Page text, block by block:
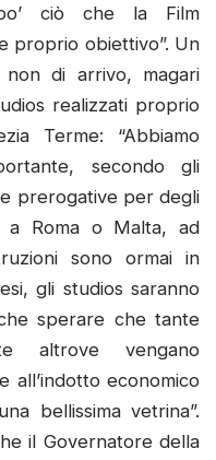
ciò che la Film
proprio obiettivo”. Un
di arrivo, magari
realizzati proprio
Terme: “Abbiamo
secondo gli
prerogative per degli
Roma o Malta, ad
sono ormai in
gli studios saranno
sperare che tante
altrove vengano
all’indotto economico
bellissima vetrina”.
il Governatore della